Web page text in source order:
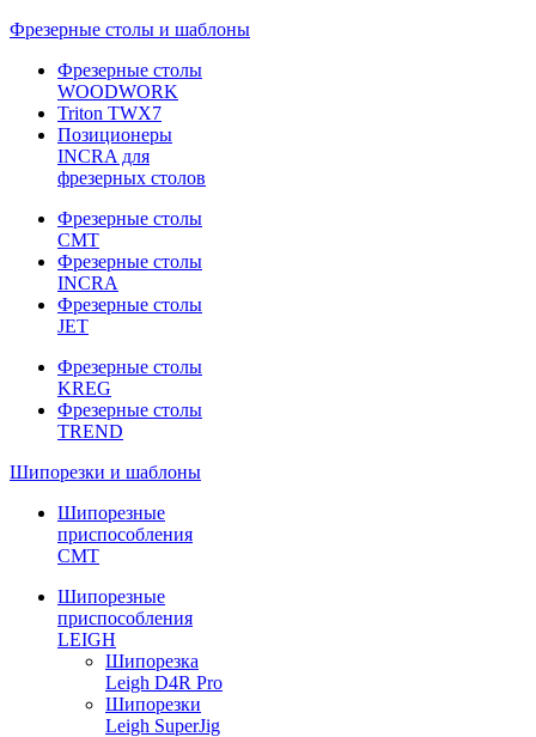
Фрезерные столы и шаблоны
Фрезерные столы
WOODWORK
Triton TWX7
Позиционеры
INCRA для
фрезерных столов
Фрезерные столы
CMT
Фрезерные столы
INCRA
Фрезерные столы
JET
Фрезерные столы
KREG
Фрезерные столы
TREND
Шипорезки и шаблоны
Шипорезные
приспособления
CMT
Шипорезные
приспособления
LEIGH
Шипорезка
Leigh D4R Pro
Шипорезки
Leigh SuperJig